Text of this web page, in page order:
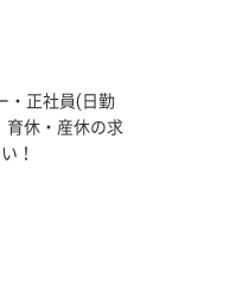
・正社員(日勤
育休・産休の求
！